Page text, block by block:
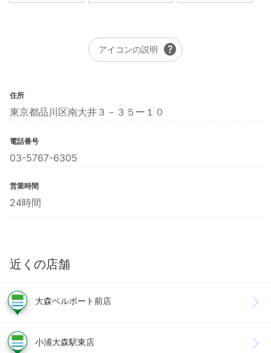
アイコンの説明 help
住所
東京都品川区南大井３－３５ー１０
電話番号
03-5767-6305
営業時間
24時間
近くの店舗
大森ベルポート前店
小浦大森駅東店